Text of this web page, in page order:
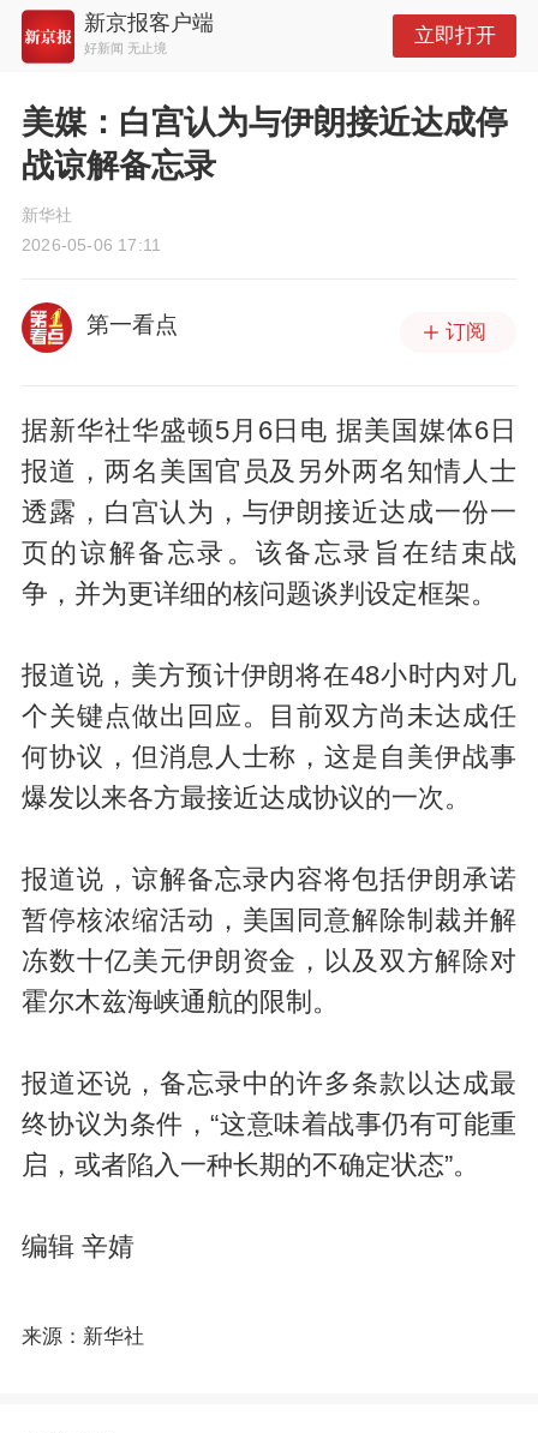
新京报客户端
好新闻 无止境
立即打开
美媒：白宫认为与伊朗接近达成停
战谅解备忘录
新华社
2026-05-06 17:11
第一看点 订阅
据新华社华盛顿5月6日电 据美国媒体6日
报道，两名美国官员及另外两名知情人士
透露，白宫认为，与伊朗接近达成一份一
页的谅解备忘录。该备忘录旨在结束战
争，并为更详细的核问题谈判设定框架。
报道说，美方预计伊朗将在48小时内对几
个关键点做出回应。目前双方尚未达成任
何协议，但消息人士称，这是自美伊战事
爆发以来各方最接近达成协议的一次。
报道说，谅解备忘录内容将包括伊朗承诺
暂停核浓缩活动，美国同意解除制裁并解
冻数十亿美元伊朗资金，以及双方解除对
霍尔木兹海峡通航的限制。
报道还说，备忘录中的许多条款以达成最
终协议为条件，“这意味着战事仍有可能重
启，或者陷入一种长期的不确定状态”。
编辑 辛婧
来源：新华社